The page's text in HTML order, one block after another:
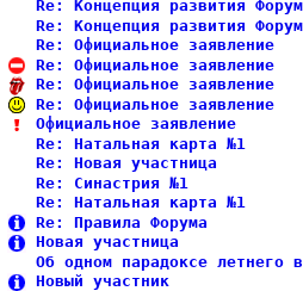
Re: Концепция развития
Re: Концепция развития
Re: Официальное
Re: Официальное
Re: Официальное
Re: Официальное
Официальное
Re: Натальная
Re: Новая
Re:
Re: Натальная
Re: Правила
Новая
Об одном парадоксе летнего
Новый